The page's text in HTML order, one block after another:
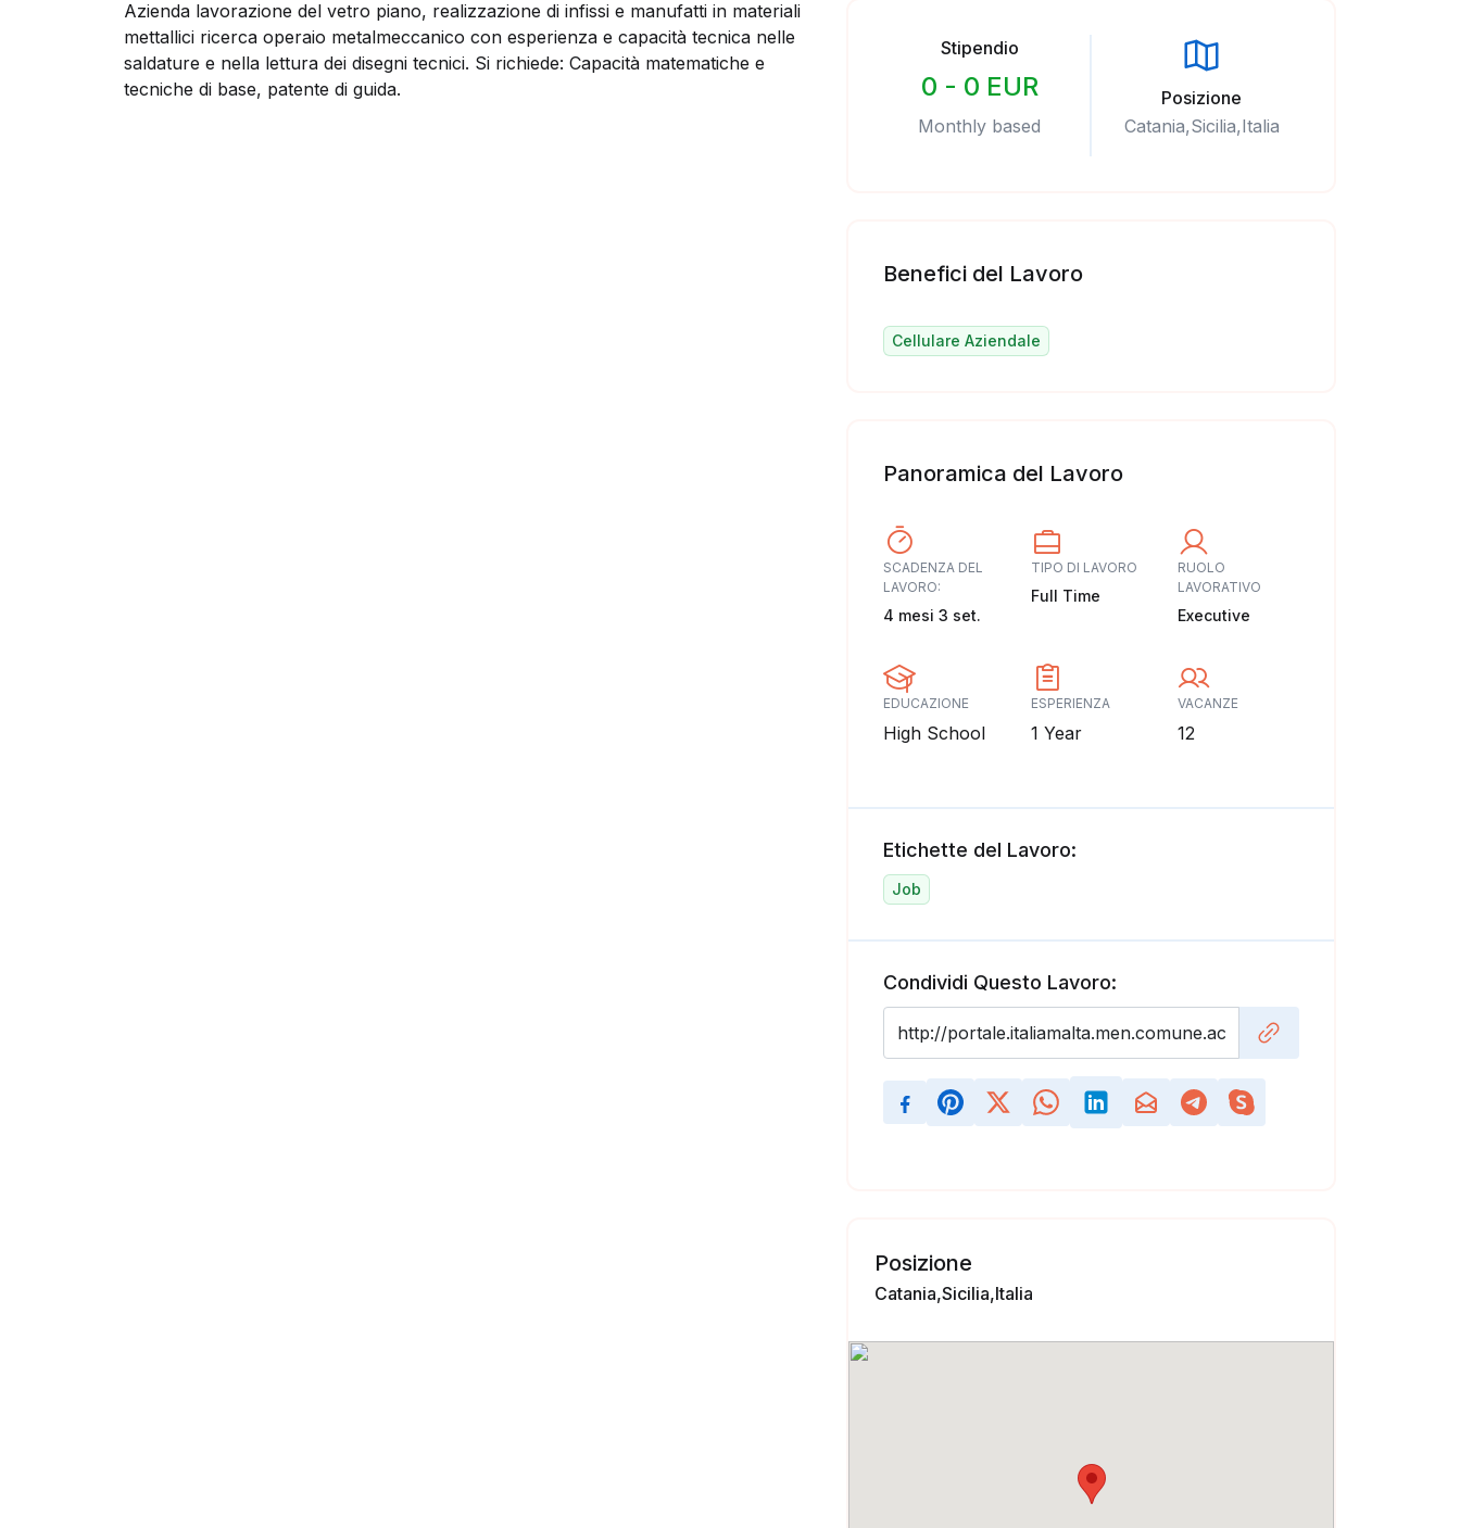
Azienda lavorazione del vetro piano, realizzazione di infissi e manufatti in materiali
mettallici ricerca operaio metalmeccanico con esperienza e capacità tecnica nelle
saldature e nella lettura dei disegni tecnici. Si richiede: Capacità matematiche e
tecniche di base, patente di guida.
Stipendio
0 - 0 EUR
Monthly based
Posizione
Catania,Sicilia,Italia
Benefici del Lavoro
Cellulare Aziendale
Panoramica del Lavoro
SCADENZA DEL
LAVORO:
4 mesi 3 set.
TIPO DI LAVORO
Full Time
RUOLO
LAVORATIVO
Executive
EDUCAZIONE
High School
ESPERIENZA
1 Year
VACANZE
12
Etichette del Lavoro:
Job
Condividi Questo Lavoro:
Posizione
Catania,Sicilia,Italia